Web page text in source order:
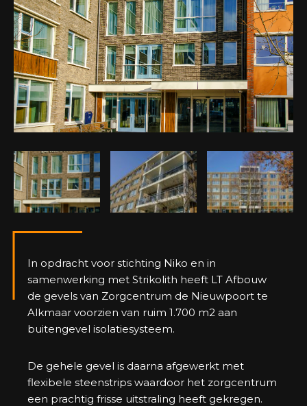
In opdracht voor stichting Niko en in
samenwerking met Strikolith heeft LT Afbouw
de gevels van Zorgcentrum de Nieuwpoort te
Alkmaar voorzien van ruim 1.700 m2 aan
buitengevel isolatiesysteem.
De gehele gevel is daarna afgewerkt met
flexibele steenstrips waardoor het zorgcentrum
een prachtig frisse uitstraling heeft gekregen.